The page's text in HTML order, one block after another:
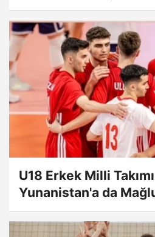
U18 Erkek Milli
Yunanistan'a da